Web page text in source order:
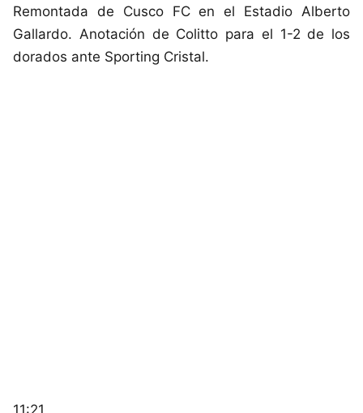
Remontada de Cusco FC en el Estadio Alberto
Gallardo. Anotación de Colitto para el 1-2 de los
dorados ante Sporting Cristal.